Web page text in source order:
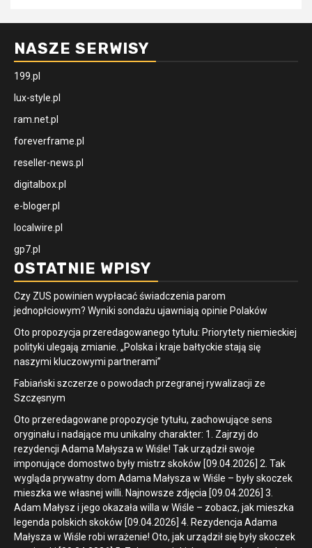
NASZE SERWISY
199.pl
lux-style.pl
ram.net.pl
foreverframe.pl
reseller-news.pl
digitalbox.pl
e-bloger.pl
localwire.pl
gp7.pl
OSTATNIE WPISY
Czy ZUS powinien wypłacać świadczenia parom
jednopłciowym? Wyniki sondażu ujawniają opinie Polaków
Oto propozycja przeredagowanego tytułu: Priorytety niemieckiej
polityki ulegają zmianie. „Polska i kraje bałtyckie stają się
naszymi kluczowymi partnerami”
Fabiański szczerze o powodach przegranej rywalizacji ze
Szczęsnym
Oto przeredagowane propozycje tytułu, zachowujące sens
oryginału i nadające mu unikalny charakter: 1. Zajrzyj do
rezydencji Adama Małysza w Wiśle! Tak urządził swoje
imponujące domostwo były mistrz skoków [09.04.2026] 2. Tak
wygląda prywatny dom Adama Małysza w Wiśle – były skoczek
mieszka we własnej willi. Najnowsze zdjęcia [09.04.2026] 3.
Adam Małysz i jego okazała willa w Wiśle – zobacz, jak mieszka
legenda polskich skoków [09.04.2026] 4. Rezydencja Adama
Małysza w Wiśle robi wrażenie! Oto, jak urządził się były skoczek